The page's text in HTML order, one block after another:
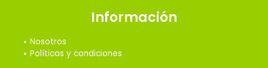
Información
Nosotros
Políticas y condiciones